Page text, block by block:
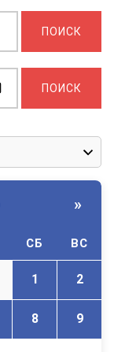
»
СБ ВС
1 2
8 9